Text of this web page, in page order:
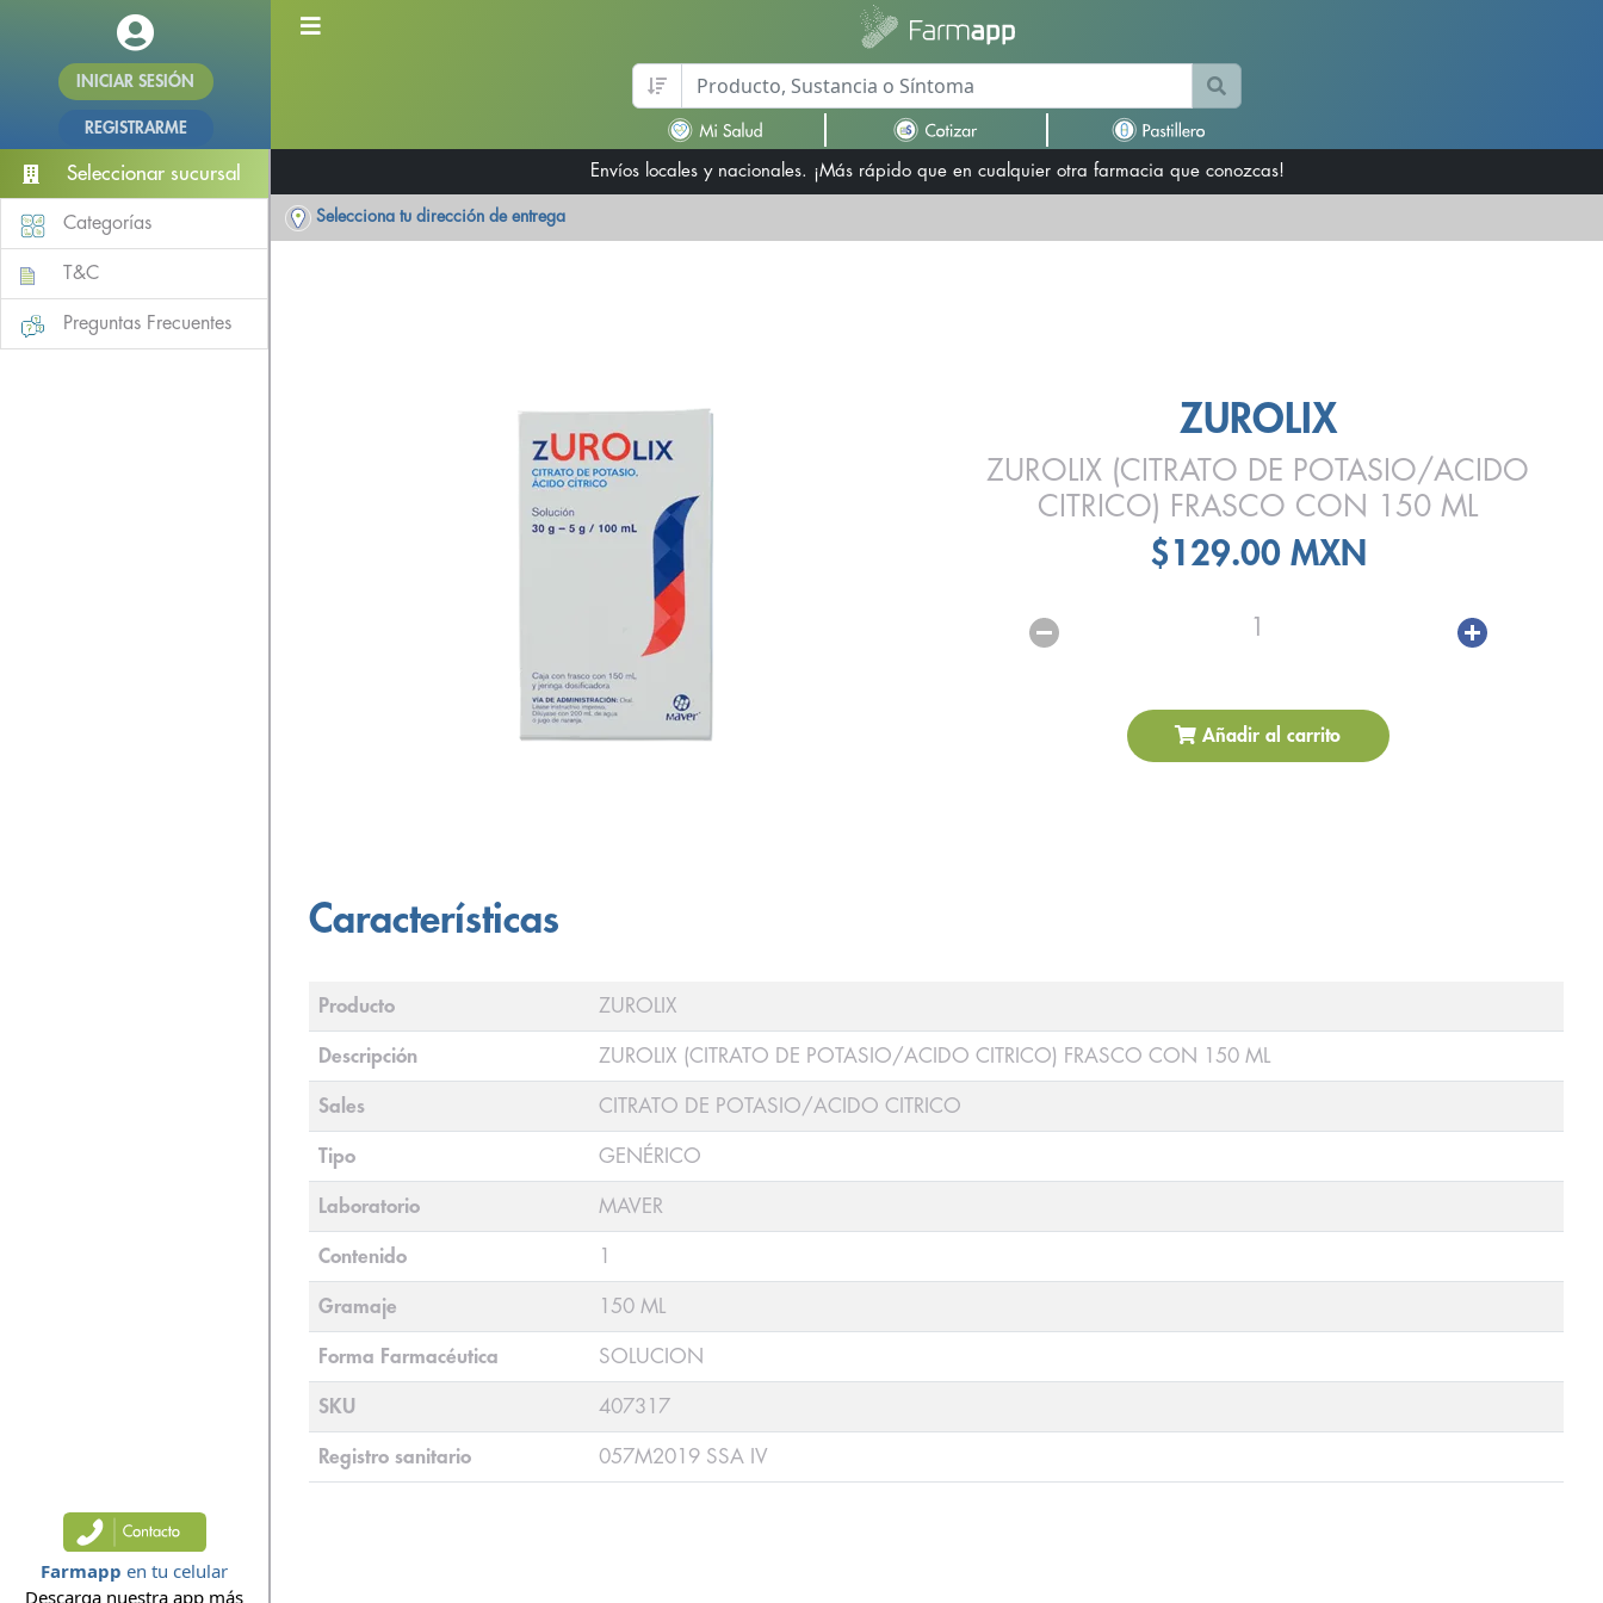
INICIAR SESIÓN
REGISTRARME
Seleccionar sucursal
Categorías
T&C
Preguntas Frecuentes
Farmapp en tu celular
Descarga nuestra app más
Envíos locales y nacionales. ¡Más rápido que en cualquier otra farmacia que conozcas!
Selecciona tu dirección de entrega
ZUROLIX
ZUROLIX (CITRATO DE POTASIO/ACIDO
CITRICO) FRASCO CON 150 ML
$129.00 MXN
1
Añadir al carrito
Características
Producto ZUROLIX
Descripción ZUROLIX (CITRATO DE POTASIO/ACIDO CITRICO) FRASCO CON 150 ML
Sales CITRATO DE POTASIO/ACIDO CITRICO
Tipo GENÉRICO
Laboratorio MAVER
Contenido 1
Gramaje 150 ML
Forma Farmacéutica SOLUCION
SKU 407317
Registro sanitario 057M2019 SSA IV